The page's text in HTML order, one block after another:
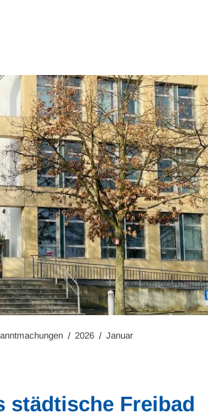
2026
Januar
städtische Freibad